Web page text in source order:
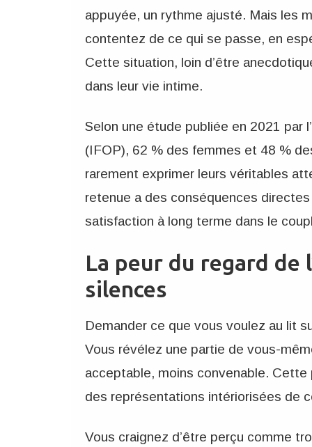
appuyée, un rythme ajusté. Mais les
contentez de ce qui se passe, en
Cette situation, loin d’être
dans leur vie intime.
Selon une étude publiée en 2021 par
(IFOP), 62 % des femmes et 48 %
rarement exprimer leurs véritables
retenue a des conséquences
satisfaction à long terme dans le
La peur du regard de
silences
Demander ce que vous voulez au lit
Vous révélez une partie de vous-
acceptable, moins convenable.
des représentations intériorisées de
Vous craignez d’être perçu comme